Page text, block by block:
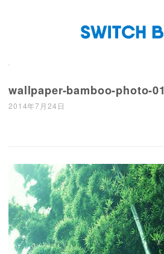
wallpaper-bamboo-photo-01
2014年7月24日